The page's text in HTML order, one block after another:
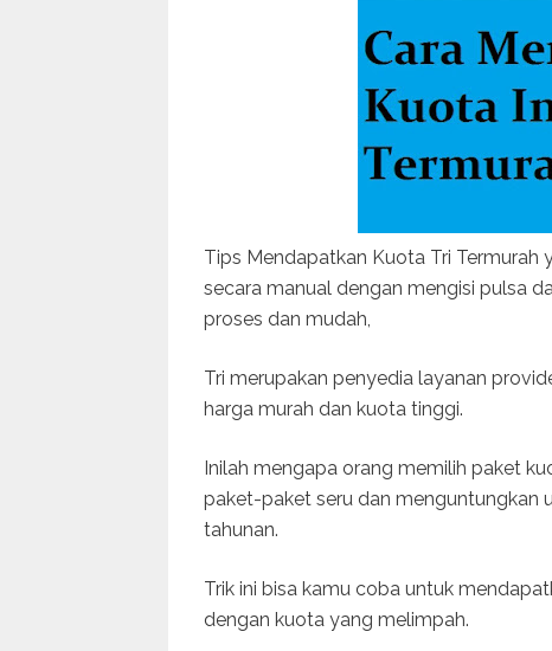
Tips Mendapatkan Kuota Tri Termurah
secara manual dengan mengisi pulsa
proses dan mudah,
Tri merupakan penyedia layanan
harga murah dan kuota tinggi.
Inilah mengapa orang memilih paket
paket-paket seru dan menguntungkan
tahunan.
Trik ini bisa kamu coba untuk
dengan kuota yang melimpah.